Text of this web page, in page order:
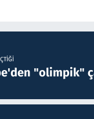
"olimpik"